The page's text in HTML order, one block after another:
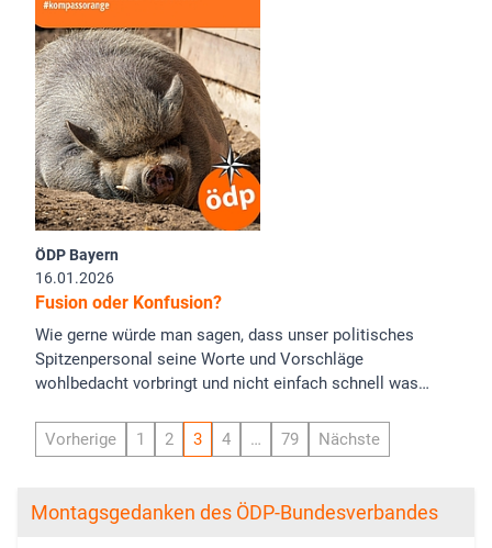
ÖDP Bayern
16.01.2026
Fusion oder Konfusion?
Wie gerne würde man sagen, dass unser politisches
Spitzenpersonal seine Worte und Vorschläge
wohlbedacht vorbringt und nicht einfach schnell was…
Vorherige 1 2 3 4 … 79 Nächste
Montagsgedanken des ÖDP-Bundesverbandes